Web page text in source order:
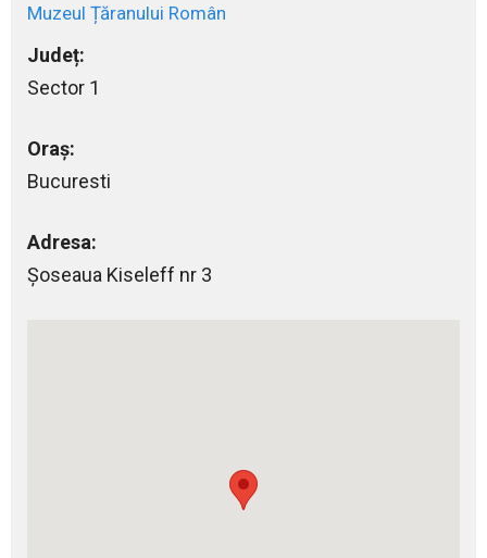
Muzeul Țăranului Român
Județ:
Sector 1
Oraș:
Bucuresti
Adresa:
Şoseaua Kiseleff nr 3